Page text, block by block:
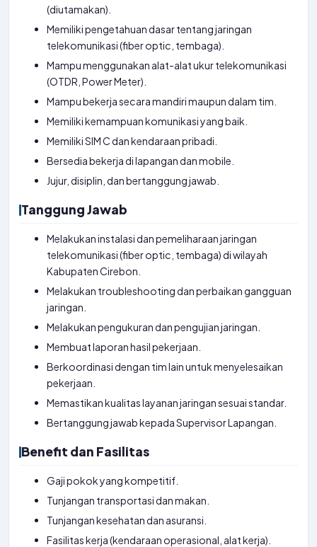
(diutamakan).
Memiliki pengetahuan dasar tentang jaringan
telekomunikasi (fiber optic, tembaga).
Mampu menggunakan alat-alat ukur telekomunikasi
(OTDR, Power Meter).
Mampu bekerja secara mandiri maupun dalam tim.
Memiliki kemampuan komunikasi yang baik.
Memiliki SIM C dan kendaraan pribadi.
Bersedia bekerja di lapangan dan mobile.
Jujur, disiplin, dan bertanggung jawab.
Tanggung Jawab
Melakukan instalasi dan pemeliharaan jaringan
telekomunikasi (fiber optic, tembaga) di wilayah
Kabupaten Cirebon.
Melakukan troubleshooting dan perbaikan gangguan
jaringan.
Melakukan pengukuran dan pengujian jaringan.
Membuat laporan hasil pekerjaan.
Berkoordinasi dengan tim lain untuk menyelesaikan
pekerjaan.
Memastikan kualitas layanan jaringan sesuai standar.
Bertanggung jawab kepada Supervisor Lapangan.
Benefit dan Fasilitas
Gaji pokok yang kompetitif.
Tunjangan transportasi dan makan.
Tunjangan kesehatan dan asuransi.
Fasilitas kerja (kendaraan operasional, alat kerja).